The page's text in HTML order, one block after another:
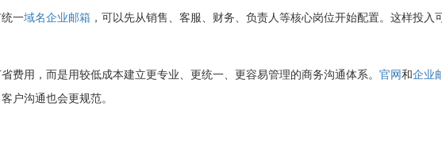
统一域名企业邮箱 ，可以先从销售、客服、财务、负责人等核心岗位开始配置。这样投入
费用，而是用较低成本建立更专业、更统一、更容易管理的商务沟通体系。 官网 和企业
户沟通也会更规范。